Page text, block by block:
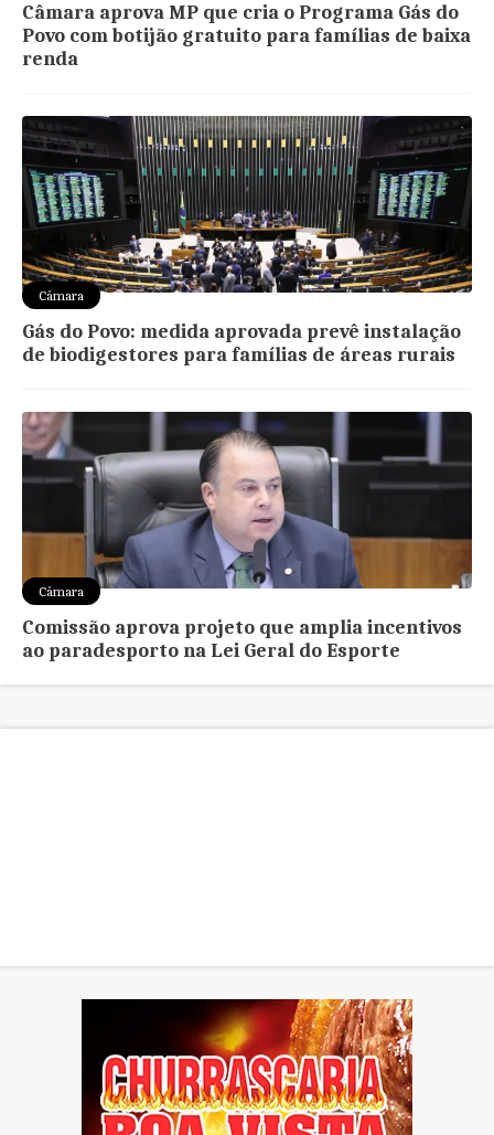
Câmara aprova MP que cria o Programa Gás do
Povo com botijão gratuito para famílias de baixa
renda
Câmara
Gás do Povo: medida aprovada prevê instalação
de biodigestores para famílias de áreas rurais
Câmara
Comissão aprova projeto que amplia incentivos
ao paradesporto na Lei Geral do Esporte